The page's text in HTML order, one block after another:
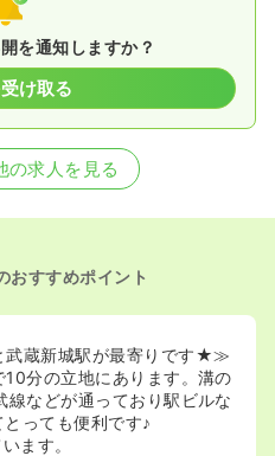
を通知しますか？
け取る
の求人を見る
おすすめポイント
蔵新城駅が最寄りです★≫
分の立地にあります。溝の
線などが通っており駅ビルな
っても便利です♪
ます。